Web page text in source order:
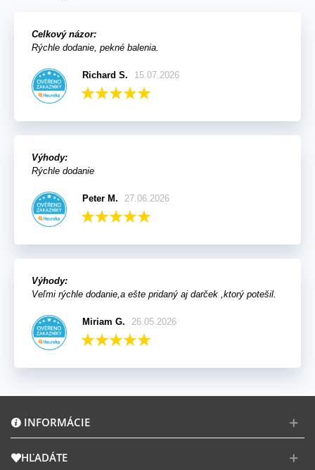
Celkový názor:
Rýchle dodanie, pekné balenia.
Richard S. 15.07.2026
Výhody:
Rýchle dodanie
Peter M. 27.06.2026
Výhody:
Veľmi rýchle dodanie,a ešte pridaný aj darček ,ktorý potešil.
Miriam G. 26.05.2026
INFORMÁCIE
HĽADÁTE